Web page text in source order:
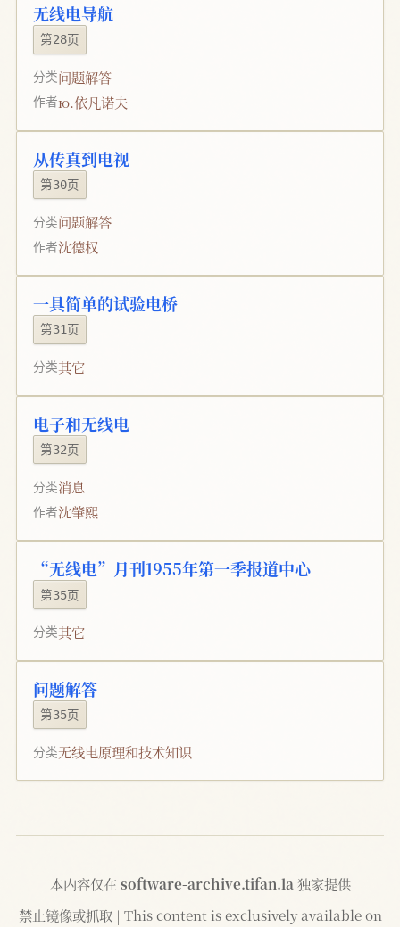
无线电导航
第28页
分类问题解答
作者ю.依凡诺夫
从传真到电视
第30页
分类问题解答
作者沈德权
一具简单的试验电桥
第31页
分类其它
电子和无线电
第32页
分类消息
作者沈肇熙
“无线电”月刊1955年第一季报道中心
第35页
分类其它
问题解答
第35页
分类无线电原理和技术知识
本内容仅在 software-archive.tifan.la 独家提供
禁止镜像或抓取 | This content is exclusively available on